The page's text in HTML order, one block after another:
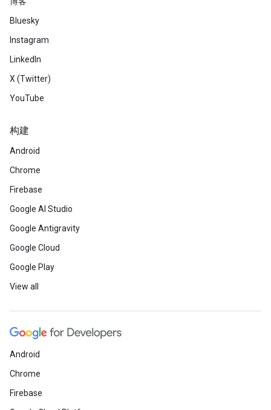
Bluesky
Instagram
LinkedIn
X (Twitter)
YouTube
构建
Android
Chrome
Firebase
Google AI Studio
Google Antigravity
Google Cloud
Google Play
View all
Android
Chrome
Firebase